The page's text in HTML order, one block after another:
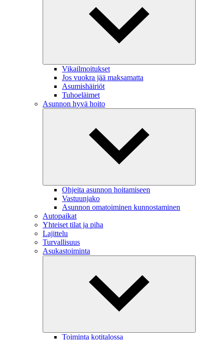
Vikailmoitukset
Jos vuokra jää maksamatta
Asumishäiriöt
Tuhoeläimet
Asunnon hyvä hoito
Ohjeita asunnon hoitamiseen
Vastuunjako
Asunnon omatoiminen kunnostaminen
Autopaikat
Yhteiset tilat ja piha
Lajittelu
Turvallisuus
Asukastoiminta
Toiminta kotitalossa